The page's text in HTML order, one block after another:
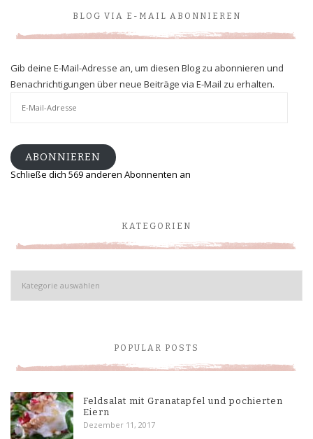
BLOG VIA E-MAIL ABONNIEREN
Gib deine E-Mail-Adresse an, um diesen Blog zu abonnieren und
Benachrichtigungen über neue Beiträge via E-Mail zu erhalten.
ABONNIEREN
Schließe dich 569 anderen Abonnenten an
KATEGORIEN
Kategorien
POPULAR POSTS
Feldsalat mit Granatapfel und pochierten
Eiern
Dezember 11, 2017